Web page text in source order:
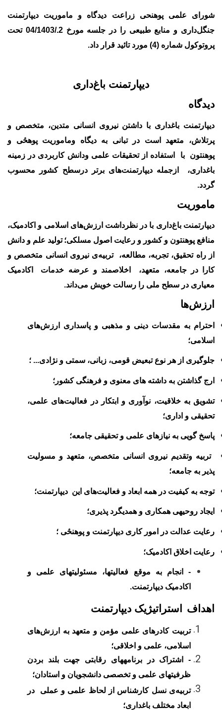
شورای علمی پوهنحی زراعت دیدگاه و ماموریت دیپارتمنت
جنگل
داری و منابع طبیعی را در جلسه مورخ 2./04/1403 تحت
پروتوکول شماره (4) مورد تائید قرار داد.
دیپارتمنت باغداری
دیدگاه
دیپارتمنت باغداری با داشتن نیروی انسانی متدین، متخصص و
پرتلاش، متعهد است در تبانی به دیگاه وماموریت پوهځی و
پوهنتونبا استفاده از تحقیقات علمی ودانش کاربردی در زمینه
باغداری، ازجمله دیپارتمنتهای برتر درسطح کشور محسوب
گردد.
ماموریت
دیپارتمنت باغداری با در نظرداشت ارزش‌های اسلامی و اکادمیک،
منافع پوهنتون و کشور و رعایت اصول مسلکی؛ تولید علم و دانش
از راه تحقیق، تجربه، مطالعه، تربیهینیروی انسانی متخصص و
کارا در جامعه، متعهد، اخلاصمندو عرضه خدمات
اکادمیک
معیاری در سطح ملی را رسالت خویش می‌داند.
ارزش‌ها
احترام به مقدسات دینی و مذهبی و پاسداری ارزشهای
اسلامی؛
جلوگیری از هر نوع تبعیض قومی، زبانی، سمتی و نژادی... ؛
ارج گذاشتن به داشته های معنوی و فرهنگی کشور ؛
تشویق به خلاقیت، نوآوری و ابتکار در فعالیتهای علمی،
تحقیقی و اداری؛
پاسخ گویی به نیاز های علمی و تحقیقی جامعه؛
تربیه وتقدیم نیروی انسانی متخصص، متعهد و مسولیت
پذیر به جامعه؛
توجه به کیفیت در همه ابعاد و فعالیتهای این دیپارتمنت؛
ایجاد روحیه‏ی همکاری و همدیگرد پذیری؛
رعایت عدالت در امور کاری دیپارتمنت و پوهنځی ؛
رعایت اخلاق اکادمیک؛
- انجام به موقع فعالیت­ها، مسئولیت­های علمی و
اکادمیک دیپارتمنت.
اهداف استراتیژیک دیپارتمنت
تربیت کادر‌های علمی مؤمن و متعهد به ارزش‌های
اسلامی، علمی و اخلاقی؛
- اشتراک در برنامه­های رقابتی جهت بلند بردن
ظرفیت­های علمی و تخصصی دانشجویان و استادان؛
تربیهی نسل کارشناس از لحاظ علمی و عملی در
ابعاد مختلف باغداری؛